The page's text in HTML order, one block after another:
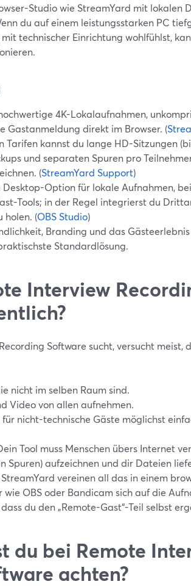
Studio wie StreamYard mit lokalen
du auf einem leistungsstarken PC
technischer Einrichtung wohlfühlst,
4K-Lokalaufnahmen,
Gastanmeldung direkt im Browser. (
Tarifen kannst du lange HD-Sitzungen
und separaten Spuren pro
(StreamYard Support)
Desktop-Option für lokale Aufnahmen,
Tools; in der Regel integrierst du
holen. (OBS Studio)
Branding und das
Standardlösung.
Interview
Software sucht, versucht meist,
nicht im selben Raum sind.
Video von allen aufnehmen.
für nicht-technische Gäste möglichst
Tool muss Menschen übers Internet
Spuren) aufzeichnen und dir Dateien
vereinen all das in einem
wie OBS oder Bandicam sich auf die
du den „Remote-Gast“-Teil selbst
du bei Remote
achten?